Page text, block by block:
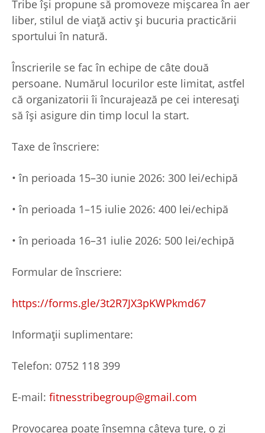
Tribe își propune să promoveze mișcarea în aer
liber, stilul de viață activ și bucuria practicării
sportului în natură.
Înscrierile se fac în echipe de câte două
persoane. Numărul locurilor este limitat, astfel
că organizatorii îi încurajează pe cei interesați
să își asigure din timp locul la start.
Taxe de înscriere:
• în perioada 15–30 iunie 2026: 300 lei/echipă
• în perioada 1–15 iulie 2026: 400 lei/echipă
• în perioada 16–31 iulie 2026: 500 lei/echipă
Formular de înscriere:
https://forms.gle/3t2R7JX3pKWPkmd67
Informații suplimentare:
Telefon: 0752 118 399
E-mail: fitnesstribegroup@gmail.com
Provocarea poate însemna câteva ture, o zi